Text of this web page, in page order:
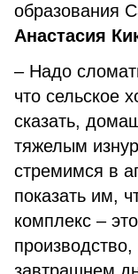
образования
Анастасия
– Надо
что сельское
сказать,
тяжелым
стремимся в
показать им,
комплекс –